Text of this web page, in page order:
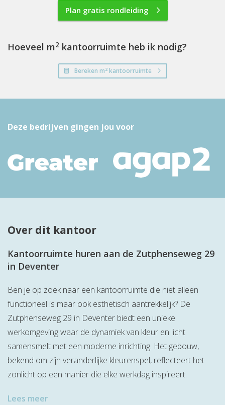
Plan gratis rondleiding
Hoeveel m2 kantoorruimte heb ik nodig?
Bereken m2kantoorruimte
Deze bedrijven gingen jou voor
Over dit kantoor
Kantoorruimte huren aan de Zutphenseweg 29
in Deventer
Ben je op zoek naar een kantoorruimte die niet alleen
functioneel is maar ook esthetisch aantrekkelijk? De
Zutphenseweg 29 in Deventer biedt een unieke
werkomgeving waar de dynamiek van kleur en licht
samensmelt met een moderne inrichting. Het gebouw,
bekend om zijn veranderlijke kleurenspel, reflecteert het
zonlicht op een manier die elke werkdag inspireert.
Lees meer